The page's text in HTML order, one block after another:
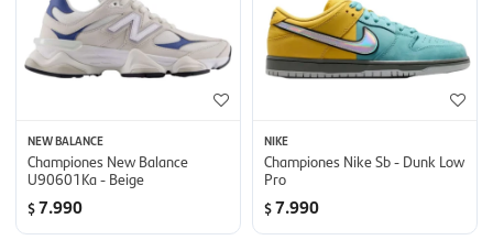
NEW BALANCE
Championes New Balance
U90601Ka - Beige
$7.990
NIKE
Championes Nike Sb - Dunk Low
Pro
$7.990